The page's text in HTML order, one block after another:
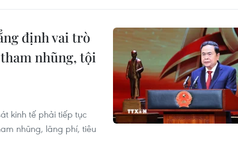
định vai trò
nhũng, tội
kinh tế phải tiếp tục
nhũng, lãng phí, tiêu